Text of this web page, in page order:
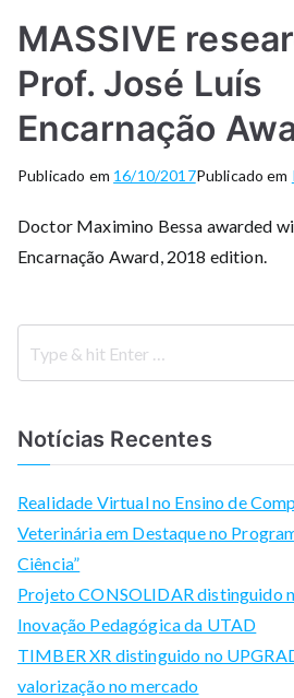
MASSIVE
Prof. José Luís
Encarnação
Publicado em 16/10/2017Publicado em
Doctor Maximino Bessa awarded
Encarnação Award, 2018 edition.
Notícias Recentes
Realidade Virtual no Ensino de
Veterinária em Destaque no
Ciência”
Projeto CONSOLIDAR distinguido
Inovação Pedagógica da UTAD
TIMBER XR distinguido no
valorização no mercado